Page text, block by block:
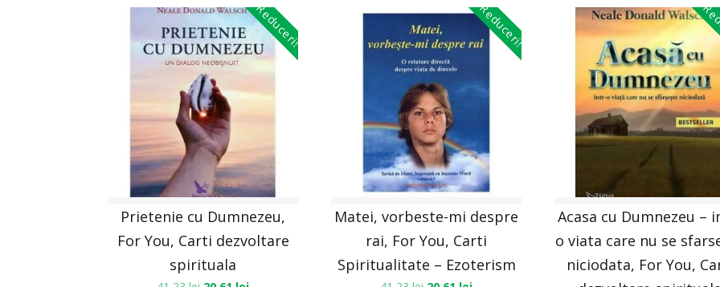
Reduceri!
Prietenie cu Dumnezeu,
For You, Carti dezvoltare
spirituala
Reduceri!
Matei, vorbeste-mi despre
rai, For You, Carti
Spiritualitate – Ezoterism
Acasa cu Dumnezeu –
o viata care nu se
niciodata, For You,